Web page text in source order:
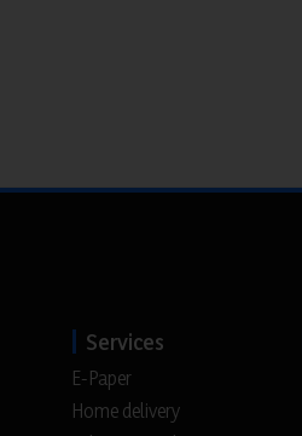
Services
E-Paper
Home delivery